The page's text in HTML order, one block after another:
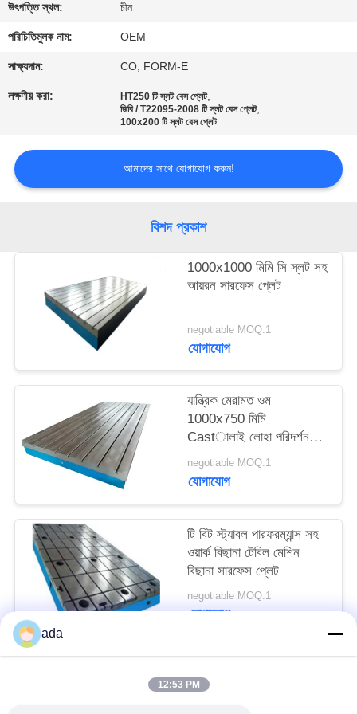
নিয়ন্ত্রণ
যোগাযোগ
করুন
উদ্ধৃতির
আবেদন
PRIVACY
উৎপত্তি স্থল: চীন
পরিচিতিমুলক নাম: OEM
সাক্ষ্যদান: CO, FORM-E
লক্ষণীয় করা: HT250 টি স্লট বেস প্লেট,
জিবি / T22095-2008 টি স্লট বেস প্লেট,
100x200 টি স্লট বেস প্লেট
আমাদের সাথে যোগাযোগ করুন!
বিশদ প্রকাশ
1000x1000 মিমি সি স্লট সহ
আয়রন সারফেস প্লেট
negotiable MOQ:1
যোগাযোগ
যান্ত্রিক মেরামত ওম
1000x750 মিমি
Castালাই লোহা পরিদর্শন
সারণী
negotiable MOQ:1
যোগাযোগ
টি বিট স্ট্যাবল পারফরম্যান্স সহ
ওয়ার্ক বিছানা টেবিল মেশিন
বিছানা সারফেস প্লেট
negotiable MOQ:1
যোগাযোগ
ada
12:53 PM